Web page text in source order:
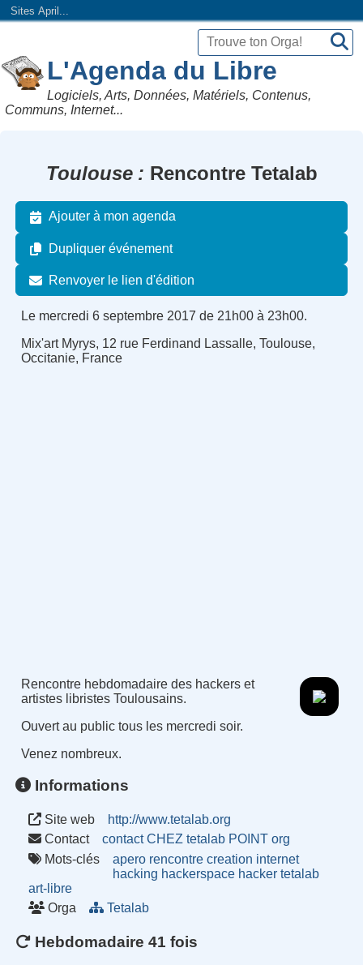
Sites April...
L'Agenda du Libre
Logiciels, Arts, Données, Matériels, Contenus,
Communs, Internet...
Toulouse Rencontre Tetalab
Ajouter à mon agenda
Dupliquer événement
Renvoyer le lien d'édition
Le mercredi 6 septembre 2017 de 21h00 à 23h00.
Mix'art Myrys, 12 rue Ferdinand Lassalle, Toulouse,
Occitanie, France
Rencontre hebdomadaire des hackers et
artistes libristes Toulousains.
Ouvert au public tous les mercredi soir.
Venez nombreux.
Informations
Site web
http://www.tetalab.org
Contact
contact CHEZ tetalab POINT org
Mots-clés
apero rencontre creation internet
hacking hackerspace hacker tetalab
art-libre
Orga
Tetalab
Hebdomadaire 41 fois